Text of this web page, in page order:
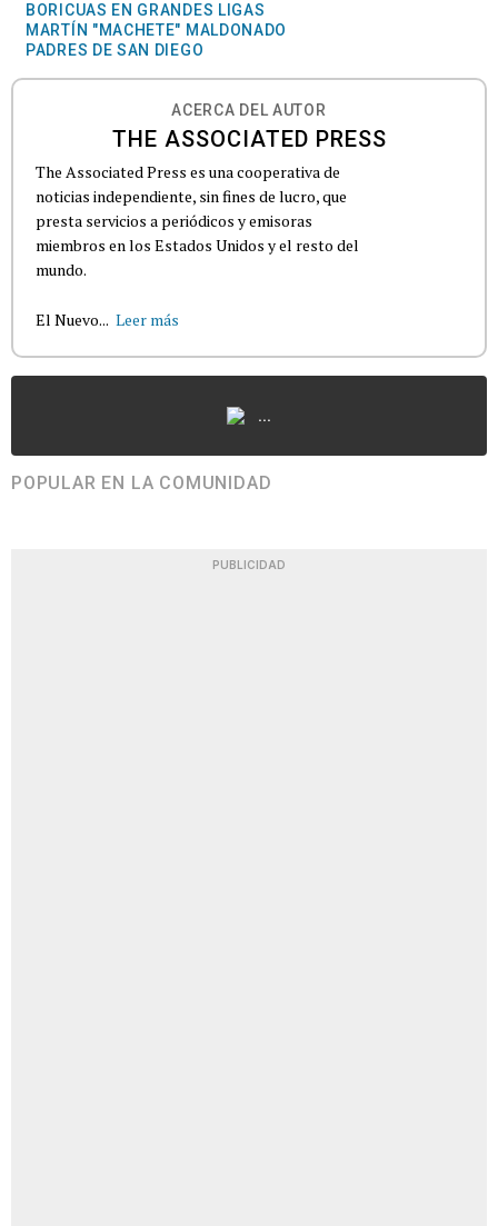
BORICUAS EN GRANDES LIGAS
MARTÍN "MACHETE" MALDONADO
PADRES DE SAN DIEGO
ACERCA DEL AUTOR
THE ASSOCIATED PRESS
The Associated Press es una cooperativa de
noticias independiente, sin fines de lucro, que
presta servicios a periódicos y emisoras
miembros en los Estados Unidos y el resto del
mundo.
El Nuevo... Leer más
...
POPULAR EN LA COMUNIDAD
PUBLICIDAD